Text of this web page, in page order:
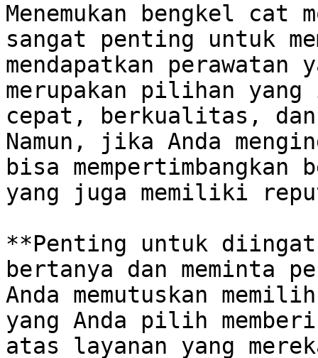
Menemukan bengkel
sangat penting untuk
mendapatkan perawatan
merupakan pilihan
cepat, berkualitas,
Namun, jika Anda
bisa
yang juga memiliki
**Penting untuk
bertanya dan meminta
Anda memutuskan
yang Anda pilih
atas layanan yang